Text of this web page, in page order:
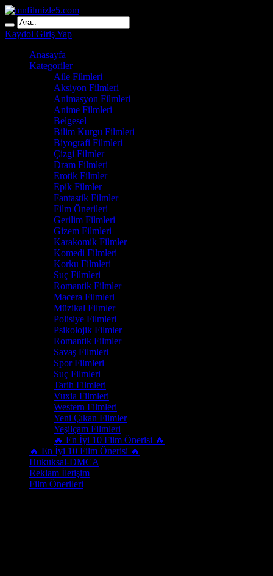
Kaydol Giriş Yap
Anasayfa
Kategoriler
Aile Filmleri
Aksiyon Filmleri
Animasyon Filmleri
Anime Filmleri
Belgesel
Bilim Kurgu Filmleri
Biyografi Filmleri
Çizgi Filmler
Dram Filmleri
Erotik Filmler
Epik Filmler
Fantastik Filmler
Film Önerileri
Gerilim Filmleri
Gizem Filmleri
Karakomik Filmler
Komedi Filmleri
Korku Filmleri
Suç Filmleri
Romantik Filmler
Macera Filmleri
Müzikal Filmler
Polisiye Filmleri
Psikolojik Filmler
Romantik Filmler
Savaş Filmleri
Spor Filmleri
Suç Filmleri
Tarih Filmleri
Vuxia Filmleri
Western Filmleri
Yeni Çıkan Filmler
Yeşilçam Filmleri
🔥 En İyi 10 Film Önerisi 🔥
🔥 En İyi 10 Film Önerisi 🔥
Hukuksal-DMCA
Reklam İletişim
Film Önerileri